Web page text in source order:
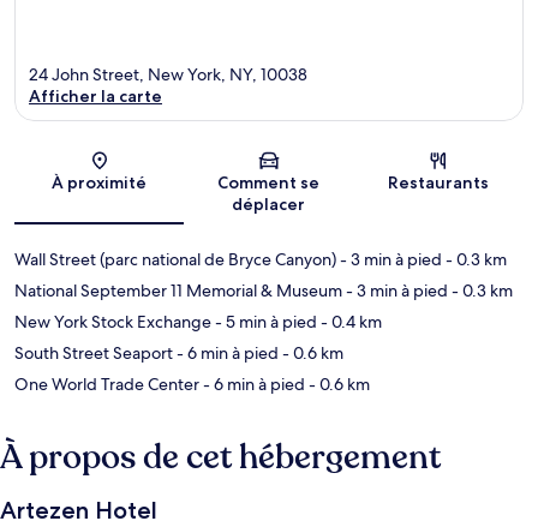
Carte
24 John Street, New York, NY, 10038
Afficher la carte
À proximité
Comment se
déplacer
Restaurants
Wall Street (parc national de Bryce Canyon)- 3 min à pied - 0.3 km
National September 11 Memorial & Museum- 3 min à pied - 0.3 km
New York Stock Exchange- 5 min à pied - 0.4 km
South Street Seaport- 6 min à pied - 0.6 km
One World Trade Center- 6 min à pied - 0.6 km
À propos de cet hébergement
Artezen Hotel